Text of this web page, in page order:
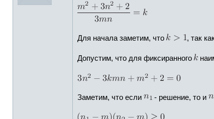
Для начала заметим, что , так
Допустим, что для фиксиранного
Заметим, что если - решение, то и